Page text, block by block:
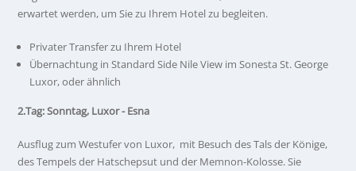
erwartet werden, um Sie zu Ihrem Hotel zu begleiten.
Privater Transfer zu Ihrem Hotel
Übernachtung in Standard Side Nile View im Sonesta St. George
Luxor, oder ähnlich
2.Tag: Sonntag, Luxor - Esna
Ausflug zum Westufer von Luxor, mit Besuch des Tals der Könige,
des Tempels der Hatschepsut und der Memnon-Kolosse. Sie